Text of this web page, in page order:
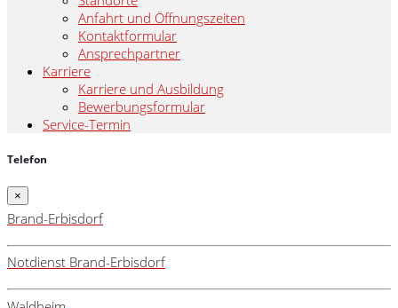
Anfahrt und Öffnungszeiten
Kontaktformular
Ansprechpartner
Karriere
Karriere und Ausbildung
Bewerbungsformular
Service-Termin
Telefon
×
Brand-Erbisdorf
Notdienst Brand-Erbisdorf